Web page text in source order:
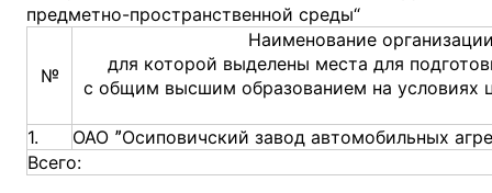
предметно-пространственной среды“
№
Наименование
для которой выделены места для
с общим высшим образованием на условиях
1.
ОАО ˮОсиповичский завод автомобильных
Всего: